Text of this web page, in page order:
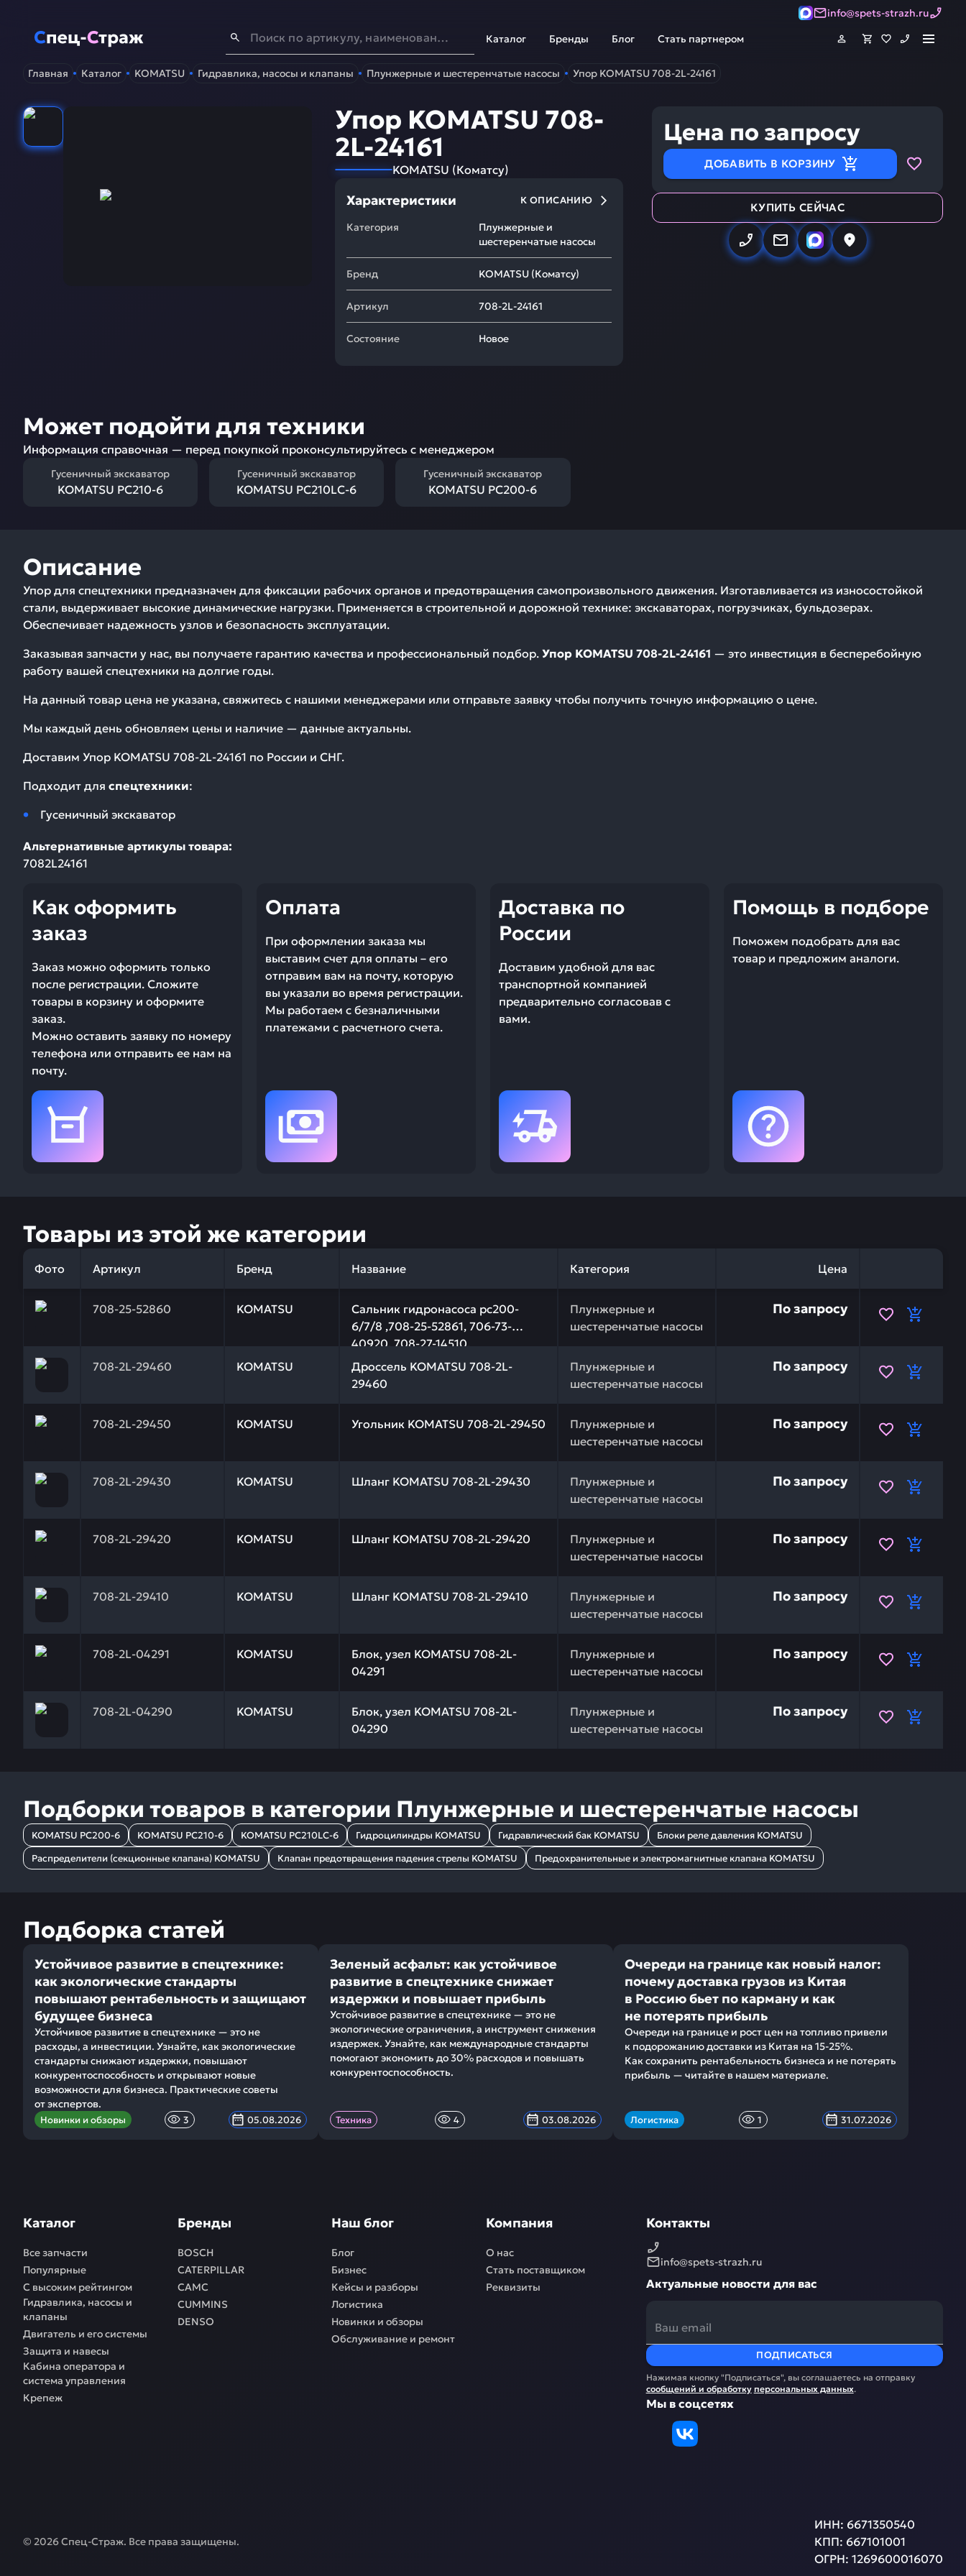
info@spets-strazh.ru
Спец-Страж - Запчасти для спецтехники
Каталог Бренды Блог Стать партнером
Главная Каталог KOMATSU Гидравлика, насосы и клапаны Плунжерные и шестеренчатые насосы Упор KOMATSU 708-2L-24161
Упор KOMATSU 708-
2L-24161
KOMATSU (Коматсу)
Характеристики К ОПИСАНИЮ
Категория
Плунжерные и
шестеренчатые насосы
Бренд KOMATSU (Коматсу)
Артикул 708-2L-24161
Состояние Новое
Цена по запросу
ДОБАВИТЬ В КОРЗИНУ
КУПИТЬ СЕЙЧАС
Может подойти для техники
Информация справочная — перед покупкой проконсультируйтесь с менеджером
Гусеничный экскаватор
KOMATSU PC210-6
Гусеничный экскаватор
KOMATSU PC210LC-6
Гусеничный экскаватор
KOMATSU PC200-6
Описание
Упор для спецтехники предназначен для фиксации рабочих органов и предотвращения самопроизвольного движения. Изготавливается из износостойкой
стали, выдерживает высокие динамические нагрузки. Применяется в строительной и дорожной технике: экскаваторах, погрузчиках, бульдозерах.
Обеспечивает надежность узлов и безопасность эксплуатации.
Заказывая запчасти у нас, вы получаете гарантию качества и профессиональный подбор. Упор KOMATSU 708-2L-24161 — это инвестиция в бесперебойную
работу вашей спецтехники на долгие годы.
На данный товар цена не указана, свяжитесь с нашими менеджерами или отправьте заявку чтобы получить точную информацию о цене.
Мы каждый день обновляем цены и наличие — данные актуальны.
Доставим Упор KOMATSU 708-2L-24161 по России и СНГ.
Подходит для спецтехники:
Гусеничный экскаватор
Альтернативные артикулы товара:
7082L24161
Как оформить
заказ
Заказ можно оформить только
после регистрации. Сложите
товары в корзину и оформите
заказ.
Можно оставить заявку по номеру
телефона или отправить ее нам на
почту.
Оплата
При оформлении заказа мы
выставим счет для оплаты – его
отправим вам на почту, которую
вы указали во время регистрации.
Мы работаем с безналичными
платежами с расчетного счета.
Доставка по
России
Доставим удобной для вас
транспортной компанией
предварительно согласовав с
вами.
Помощь в подборе
Поможем подобрать для вас
товар и предложим аналоги.
Товары из этой же категории
Фото Артикул Бренд Название Категория Цена
708-25-52860 KOMATSU
Сальник гидронасоса pc200-
6/7/8 ,708-25-52861, 706-73-
40920, 708-27-14510,
45x68x12 мм KOMATSU 708-25-
52860
Плунжерные и
шестеренчатые насосы
Заказывая запчасти у нас, вы получаете гарантию качества и профессиональный подбор. Сальник гидронасоса pc200-6/7/8 ,708-25-52861, 706-73-40920,
По запросу
708-2L-29460 KOMATSU
Дроссель KOMATSU 708-2L-
29460
Плунжерные и
шестеренчатые насосы
Заказывая запчасти у нас, вы получаете гарантию качества и профессиональный подбор. Дроссель KOMATSU 708-2L-29460 — это инвестиция в
По запросу
708-2L-29450 KOMATSU Угольник KOMATSU 708-2L-29450
Плунжерные и
шестеренчатые насосы
Заказывая запчасти у нас, вы получаете гарантию качества и профессиональный подбор. Угольник KOMATSU 708-2L-29450 — это инвестиция в
По запросу
708-2L-29430 KOMATSU Шланг KOMATSU 708-2L-29430
Плунжерные и
шестеренчатые насосы
Заказывая запчасти у нас, вы получаете гарантию качества и профессиональный подбор. Шланг KOMATSU 708-2L-29430 — это инвестиция в
По запросу
708-2L-29420 KOMATSU Шланг KOMATSU 708-2L-29420
Плунжерные и
шестеренчатые насосы
Заказывая запчасти у нас, вы получаете гарантию качества и профессиональный подбор. Шланг KOMATSU 708-2L-29420 — это инвестиция в
По запросу
708-2L-29410 KOMATSU Шланг KOMATSU 708-2L-29410
Плунжерные и
шестеренчатые насосы
Заказывая запчасти у нас, вы получаете гарантию качества и профессиональный подбор. Шланг KOMATSU 708-2L-29410 — это инвестиция в
По запросу
708-2L-04291 KOMATSU
Блок, узел KOMATSU 708-2L-
04291
Плунжерные и
шестеренчатые насосы
Заказывая запчасти у нас, вы получаете гарантию качества и профессиональный подбор. Блок, узел KOMATSU 708-2L-04291 — это инвестиция в
По запросу
708-2L-04290 KOMATSU
Блок, узел KOMATSU 708-2L-
04290
Плунжерные и
шестеренчатые насосы
Заказывая запчасти у нас, вы получаете гарантию качества и профессиональный подбор. Блок, узел KOMATSU 708-2L-04290 — это инвестиция в
По запросу
Подборки товаров в категории Плунжерные и шестеренчатые насосы
KOMATSU PC200-6 KOMATSU PC210-6 KOMATSU PC210LC-6 Гидроцилиндры KOMATSU Гидравлический бак KOMATSU
Блоки реле давления KOMATSU
Распределители (секционные клапана) KOMATSU
Клапан предотвращения падения стрелы KOMATSU Предохранительные и электромагнитные клапана KOMATSU
Подборка статей
Устойчивое развитие в спецтехнике:
как экологические стандарты
повышают рентабельность и защищают
будущее бизнеса
Устойчивое развитие в спецтехнике — это не
расходы, а инвестиции. Узнайте, как экологические
стандарты снижают издержки, повышают
конкурентоспособность и открывают новые
возможности для бизнеса. Практические советы
от экспертов.
Новинки и обзоры 3 05.08.2026
Зеленый асфальт: как устойчивое
развитие в спецтехнике снижает
издержки и повышает прибыль
Устойчивое развитие в спецтехнике — это не
экологические ограничения, а инструмент снижения
издержек. Узнайте, как международные стандарты
помогают экономить до 30% расходов и повышать
конкурентоспособность.
Техника 4 03.08.2026
Очереди на границе как новый налог:
почему доставка грузов из Китая
в Россию бьет по карману и как
не потерять прибыль
Очереди на границе и рост цен на топливо привели
к подорожанию доставки из Китая на 15-25%.
Как сохранить рентабельность бизнеса и не потерять
прибыль — читайте в нашем материале.
Логистика 1 31.07.2026
Каталог
Все запчасти
Популярные
С высоким рейтингом
Гидравлика, насосы и
клапаны
Двигатель и его системы
Защита и навесы
Кабина оператора и
система управления
Крепеж
Бренды
BOSCH
CATERPILLAR
CAMC
CUMMINS
DENSO
Наш блог
Блог
Бизнес
Кейсы и разборы
Логистика
Новинки и обзоры
Обслуживание и ремонт
Компания
О нас
Стать поставщиком
Реквизиты
Контакты
info@spets-strazh.ru
Актуальные новости для вас
ПОДПИСАТЬСЯ
Нажимая кнопку "Подписаться", вы соглашаетесь на отправку
сообщений и обработку персональных данных.
Мы в соцсетях
© 2026Спец-Страж. Все права защищены.
ИНН: 6671350540
КПП: 667101001
ОГРН: 1269600016070